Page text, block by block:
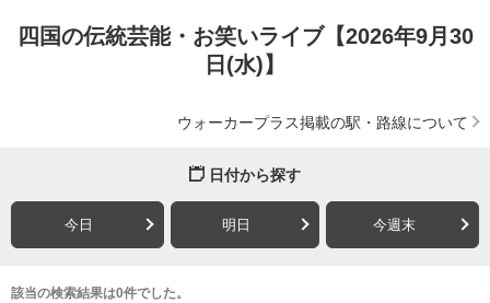
四国の伝統芸能・お笑いライブ【2026年9月30
日(水)】
ウォーカープラス掲載の駅・路線について
日付から探す
今日 明日 今週末
該当の検索結果は0件でした。